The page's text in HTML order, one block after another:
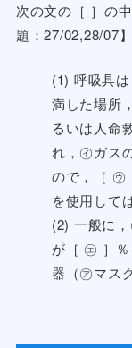
次の文の［ ］の
題：27/02,28/07】
(1) 呼吸具
満した場所
るいは人命
れ，㋑ガス
ので，［ ㋒
を使用して
(2) 一般に
が［ ㋓ ］
器（㋐マス